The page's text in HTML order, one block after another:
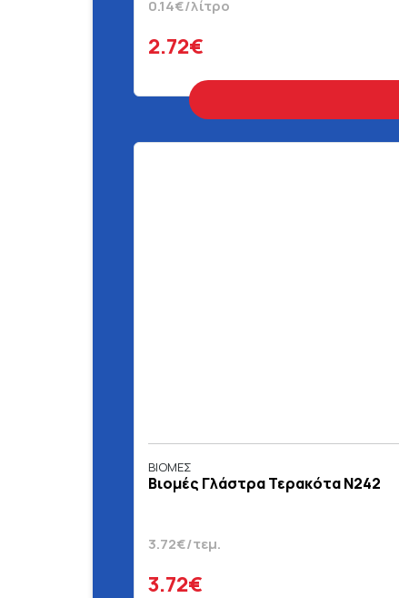
0.14€/λίτρο
2.72€
ΒΙΟΜΕΣ
Βιομές Γλάστρα Τερακότα N242
3.72€/τεμ.
3.72€